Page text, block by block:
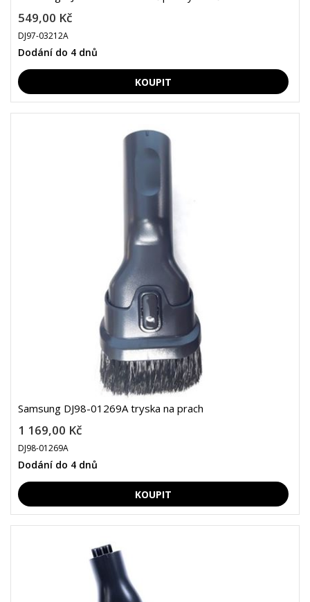
549,00 Kč
DJ97-03212A
Dodání do 4 dnů
Samsung DJ98-01269A tryska na prach
1 169,00 Kč
DJ98-01269A
Dodání do 4 dnů